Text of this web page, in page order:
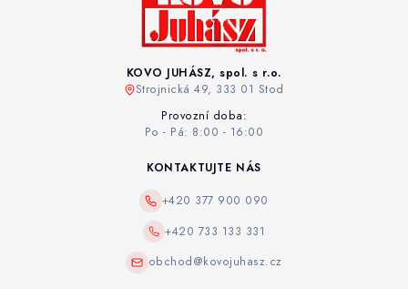
KOVO JUHÁSZ, spol. s r.o.
Strojnická 49, 333 01 Stod
Provozní doba:
Po - Pá: 8:00 - 16:00
KONTAKTUJTE NÁS
+420 377 900 090
+420 733 133 331
obchod@kovojuhasz.cz